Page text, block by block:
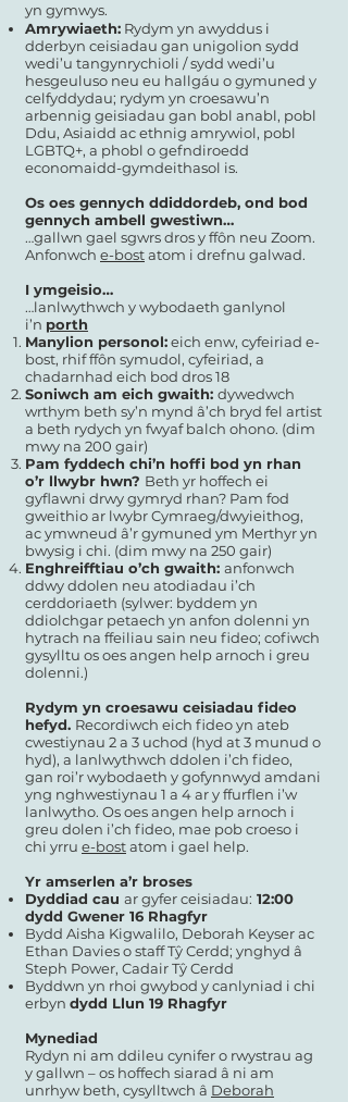
yn gymwys.
Amrywiaeth: Rydym yn awyddus i
dderbyn ceisiadau gan unigolion sydd
wedi’u tangynrychioli / sydd wedi’u
hesgeuluso neu eu hallgáu o gymuned y
celfyddydau; rydym yn croesawu’n
arbennig geisiadau gan bobl anabl, pobl
Ddu, Asiaidd ac ethnig amrywiol, pobl
LGBTQ+, a phobl o gefndiroedd
economaidd-gymdeithasol is.
Os oes gennych ddiddordeb, ond bod
gennych ambell gwestiwn…
…gallwn gael sgwrs dros y ffôn neu Zoom.
Anfonwch e-bostatom i drefnu galwad.
I ymgeisio…
…lanlwythwch y wybodaeth ganlynol
i’n porth
Manylion personol:eich enw, cyfeiriad e-
bost, rhif ffôn symudol, cyfeiriad, a
chadarnhad eich bod dros 18
Soniwch am eich gwaith: dywedwch
wrthym beth sy’n mynd â’ch bryd fel artist
a beth rydych yn fwyaf balch ohono. (dim
mwy na 200 gair)
Pam fyddech chi’n hoffi bod yn rhan
o’r llwybr hwn? Beth yr hoffech ei
gyflawni drwy gymryd rhan? Pam fod
gweithio ar lwybr Cymraeg/dwyieithog,
ac ymwneud â’r gymuned ym Merthyr yn
bwysig i chi. (dim mwy na 250 gair)
Enghreifftiau o’ch gwaith: anfonwch
ddwy ddolen neu atodiadau i’ch
cerddoriaeth (sylwer: byddem yn
ddiolchgar petaech yn anfon dolenni yn
hytrach na ffeiliau sain neu fideo; cofiwch
gysylltu os oes angen help arnoch i greu
dolenni.)
Rydym yn croesawu ceisiadau fideo
hefyd. Recordiwch eich fideo yn ateb
cwestiynau 2 a 3 uchod (hyd at 3 munud o
hyd), a lanlwythwch ddolen i’ch fideo,
gan roi’r wybodaeth y gofynnwyd amdani
yng nghwestiynau 1 a 4 ar y ffurflen i’w
lanlwytho. Os oes angen help arnoch i
greu dolen i’ch fideo, mae pob croeso i
chi yrru e-bostatom i gael help.
Yr amserlen a’r broses
Dyddiad cau ar gyfer ceisiadau: 12:00
dydd Gwener 16 Rhagfyr
Bydd Aisha Kigwalilo, Deborah Keyser ac
Ethan Davies o staff Tŷ Cerdd; ynghyd â
Steph Power, Cadair Tŷ Cerdd
Byddwn yn rhoi gwybod y canlyniad i chi
erbyn dydd Llun 19 Rhagfyr
Mynediad
Rydyn ni am ddileu cynifer o rwystrau ag
y gallwn – os hoffech siarad â ni am
unrhyw beth, cysylltwch â Deborah